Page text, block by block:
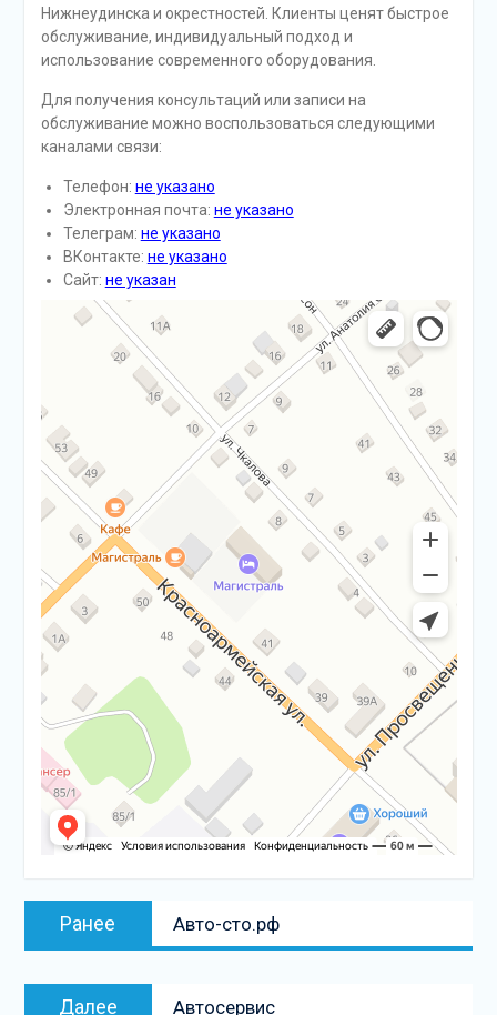
Нижнеудинска и окрестностей. Клиенты ценят быстрое
обслуживание, индивидуальный подход и
использование современного оборудования.
Для получения консультаций или записи на
обслуживание можно воспользоваться следующими
каналами связи:
Телефон: не указано
Электронная почта: не указано
Телеграм: не указано
ВКонтакте: не указано
Сайт: не указан
Навигация
Ранее
Предыдущая
запись:
Авто-сто.рф
Далее
Следующая
Автосервис